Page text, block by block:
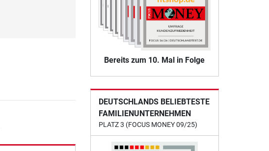
Bereits zum 10. Mal in Folge
DEUTSCHLANDS BELIEBTESTE
FAMILIENUNTERNEHMEN
PLATZ 3 (FOCUS MONEY 09/25)